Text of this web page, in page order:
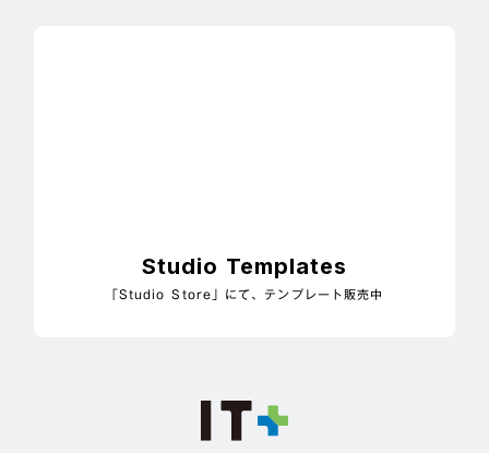
Studio Templates
「Studio Store」にて、テンプレート販売中